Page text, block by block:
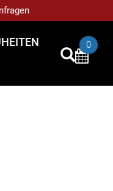
0